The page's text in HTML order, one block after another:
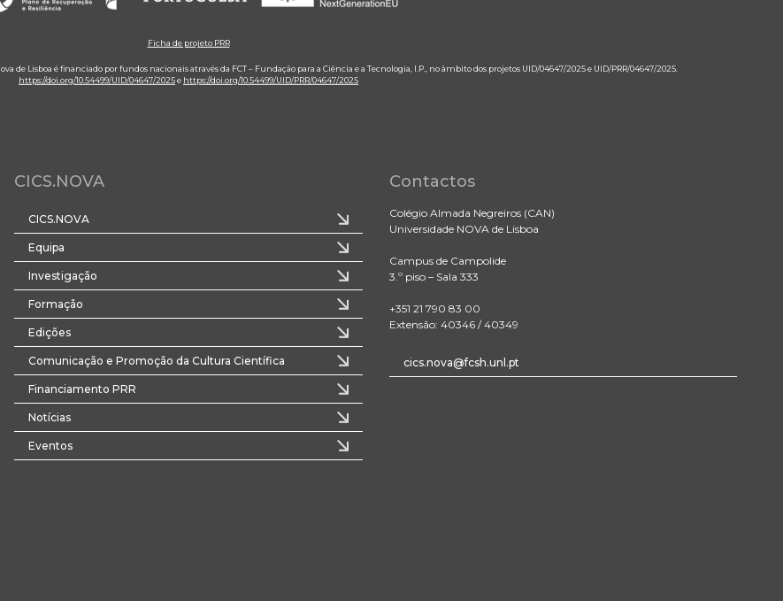
Ficha de projeto PRR
de Lisboa é financiado por fundos nacionais através da FCT – Fundação para a Ciência e a Tecnologia, I.P., no âmbito dos projetos UID/04647/2025 e UID/PRR/04647/2025.
https://doi.org/10.54499/UID/04647/2025e https://doi.org/10.54499/UID/PRR/04647/2025
CICS.NOVA
CICS.NOVA
Equipa
Investigação
Formação
Edições
Comunicação e Promoção da Cultura Científica
Financiamento PRR
Notícias
Eventos
Contactos
Colégio Almada Negreiros (CAN)
Universidade NOVA de Lisboa
Campus de Campolide
3.º piso – Sala 333
+351 21 790 83 00
Extensão: 40346 / 40349
cics.nova@fcsh.unl.pt